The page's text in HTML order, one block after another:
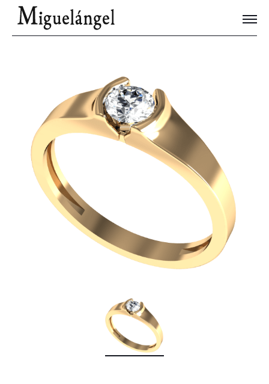
Joyas Únicas
Blog
Contacto